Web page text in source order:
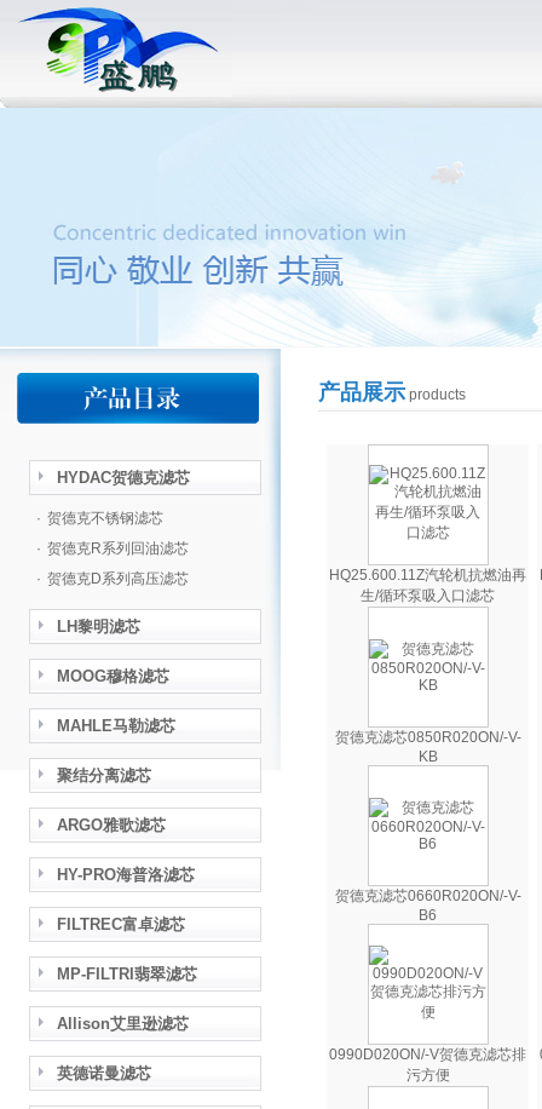
HYDAC贺德克滤芯
· 贺德克不锈钢滤芯
· 贺德克R系列回油滤芯
· 贺德克D系列高压滤芯
LH黎明滤芯
MOOG穆格滤芯
MAHLE马勒滤芯
聚结分离滤芯
ARGO雅歌滤芯
HY-PRO海普洛滤芯
FILTREC富卓滤芯
MP-FILTRI翡翠滤芯
Allison艾里逊滤芯
英德诺曼滤芯
产品展示products
HQ25.600.11Z汽轮机抗燃油再
生/循环泵吸入口滤芯
贺德克滤芯0850R020ON/-V-
KB
贺德克滤芯0660R020ON/-V-
B6
0990D020ON/-V贺德克滤芯排
污方便